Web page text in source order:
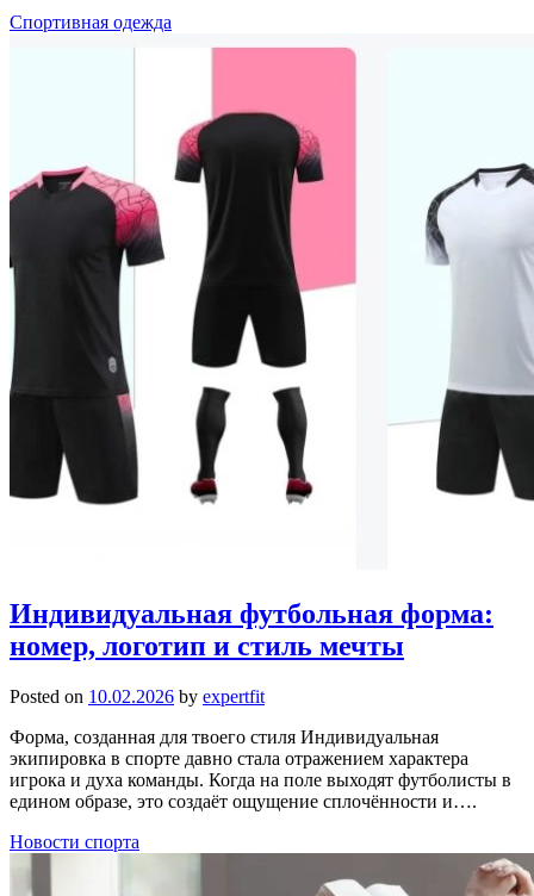
Спортивная одежда
Индивидуальная футбольная форма:
номер, логотип и стиль мечты
Posted on 10.02.2026 by expertfit
Форма, созданная для твоего стиля Индивидуальная
экипировка в спорте давно стала отражением характера
игрока и духа команды. Когда на поле выходят футболисты в
едином образе, это создаёт ощущение сплочённости и….
Новости спорта